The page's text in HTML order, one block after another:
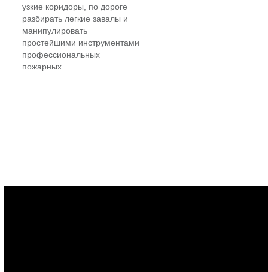
узкие коридоры, по дороге
разбирать легкие завалы и
манипулировать
простейшими инструментами
профессиональных
пожарных.